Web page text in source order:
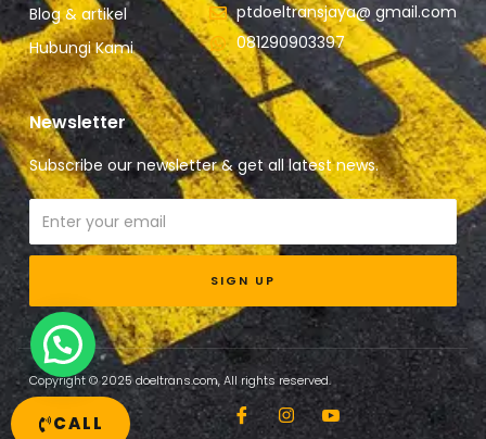
CALL
Blog & artikel
Hubungi Kami
ptdoeltransjaya@ gmail.com
081290903397
Newsletter
Subscribe our newsletter & get all latest news.
Email
SIGN UP
Copyright © 2025 doeltrans.com, All rights reserved.
I
c
I
n
I
c